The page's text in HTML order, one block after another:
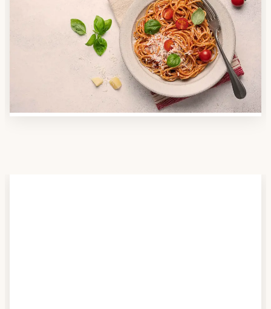
Anbieter finden
Nutzen Sie unsere große Mahlzeiten-Dienst-Suche,
um herauszufinden, welche Anbieter es in Ihrer
Region gibt und welcher am besten zu Ihnen passt.
Verschaffen Sie sich auch einen Überblick über die
Essen auf Rädern-Kosten.